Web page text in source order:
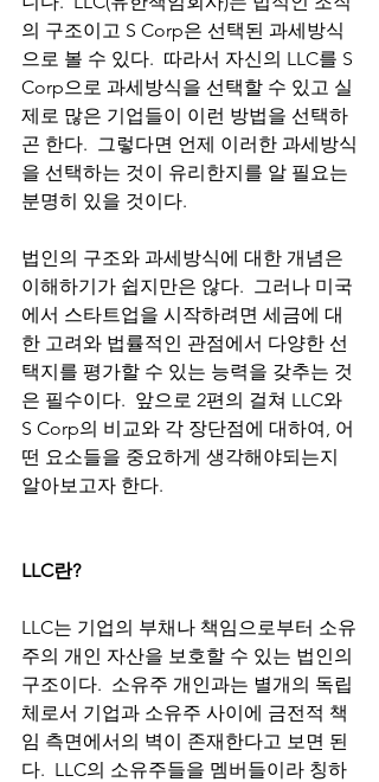
의 구조이고 S Corp은 선택된 과세방식
으로 볼 수 있다.  따라서 자신의 LLC를 S
Corp으로 과세방식을 선택할 수 있고 실
제로 많은 기업들이 이런 방법을 선택하
곤 한다.  그렇다면 언제 이러한 과세방식
을 선택하는 것이 유리한지를 알 필요는
분명히 있을 것이다.
법인의 구조와 과세방식에 대한 개념은
이해하기가 쉽지만은 않다.  그러나 미국
에서 스타트업을 시작하려면 세금에 대
한 고려와 법률적인 관점에서 다양한 선
택지를 평가할 수 있는 능력을 갖추는 것
은 필수이다.  앞으로 2편의 걸쳐 LLC와
S Corp의 비교와 각 장단점에 대하여, 어
떤 요소들을 중요하게 생각해야되는지
알아보고자 한다.
LLC란?
LLC는 기업의 부채나 책임으로부터 소유
주의 개인 자산을 보호할 수 있는 법인의
구조이다.  소유주 개인과는 별개의 독립
체로서 기업과 소유주 사이에 금전적 책
임 측면에서의 벽이 존재한다고 보면 된
다.  LLC의 소유주들을 멤버들이라 칭하